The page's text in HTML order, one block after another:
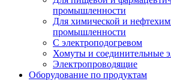
промышленности
Для химической и
промышленности
С электроподогревом
Хомуты и соединительные
Электропроводящие
Оборудование по продуктам